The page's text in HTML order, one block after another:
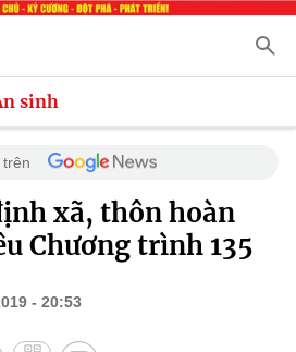
sinh
xã, thôn hoàn
Chương trình 135
- 20:53